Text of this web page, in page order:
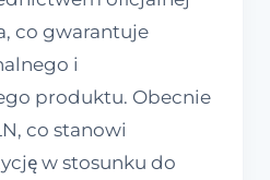
co gwarantuje
i
produktu. Obecnie
co stanowi
w stosunku do